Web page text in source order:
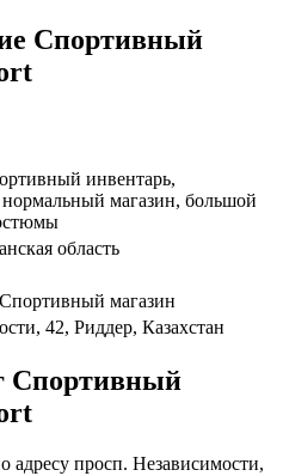
Спортивный
инвентарь,
магазин, большой
область
магазин
42, Риддер, Казахстан
Спортивный
адресу просп. Независимости,